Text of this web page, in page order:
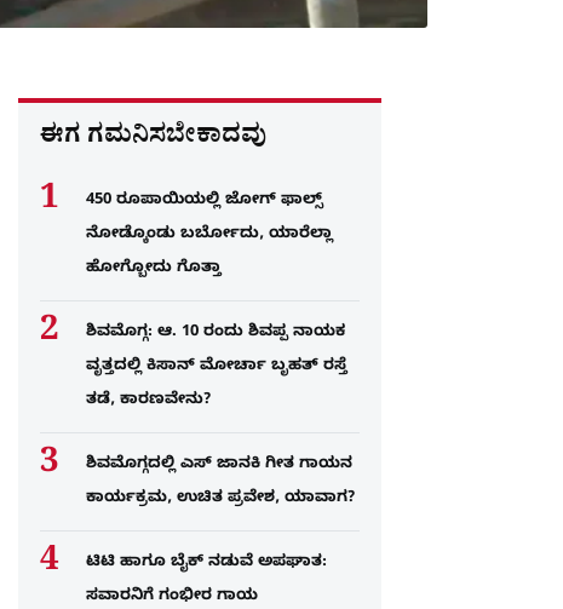
ಈಗ ಗಮನಿಸಬೇಕಾದವು
450 ರೂಪಾಯಿಯಲ್ಲಿ ಜೋಗ್​ ಫಾಲ್ಸ್​
ನೋಡ್ಕೊಂಡು ಬರ್ಬೋದು, ಯಾರೆಲ್ಲಾ
ಹೋಗ್ಬೋದು ಗೊತ್ತಾ
ಶಿವಮೊಗ್ಗ: ಆ. 10 ರಂದು ಶಿವಪ್ಪ ನಾಯಕ
ವೃತ್ತದಲ್ಲಿ ಕಿಸಾನ್ ಮೋರ್ಚಾ ಬೃಹತ್ ರಸ್ತೆ
ತಡೆ, ಕಾರಣವೇನು?
ಶಿವಮೊಗ್ಗದಲ್ಲಿ ಎಸ್​ ಜಾನಕಿ ಗೀತ ಗಾಯನ
ಕಾರ್ಯಕ್ರಮ, ಉಚಿತ ಪ್ರವೇಶ, ಯಾವಾಗ?
ಟಿಟಿ ಹಾಗೂ ಬೈಕ್ ನಡುವೆ ಅಪಘಾತ:
ಸವಾರನಿಗೆ ಗಂಭೀರ ಗಾಯ